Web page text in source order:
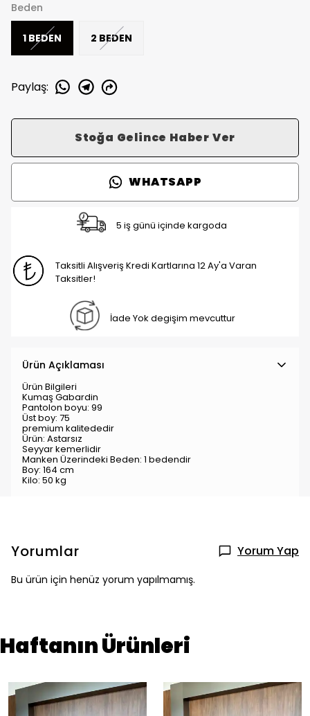
Beden
1 BEDEN 2 BEDEN
Paylaş:
Stoğa Gelince Haber Ver
WHATSAPP
5 iş günü içinde kargoda
Taksitli Alışveriş Kredi Kartlarına 12 Ay'a Varan
Taksitler!
İade Yok degişim mevcuttur
Ürün Açıklaması
Ürün Bilgileri
Kumaş Gabardin
Pantolon boyu: 99
Üst boy: 75
premium kalitededir
Ürün: Astarsız
Seyyar kemerlidir
Manken Üzerindeki Beden: 1 bedendir
Boy: 164 cm
Kilo: 50 kg
Yorumlar Yorum Yap
Bu ürün için henüz yorum yapılmamış.
Haftanın Ürünleri